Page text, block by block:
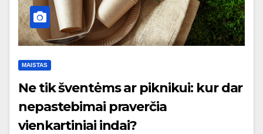
MAISTAS
Ne tik šventėms ar piknikui: kur dar
nepastebimai praverčia
vienkartiniai indai?